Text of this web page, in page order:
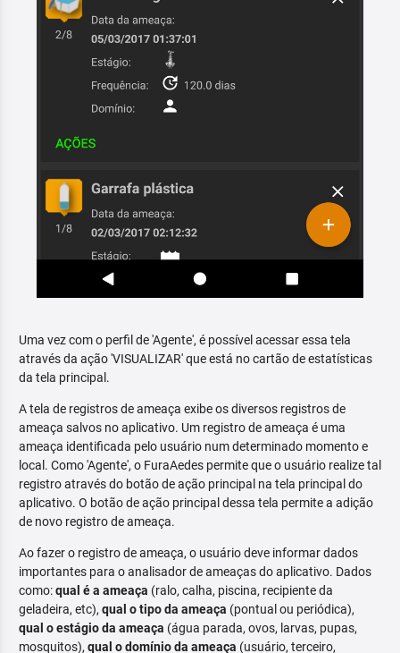
Uma vez com o perfil de 'Agente', é possível acessar essa tela
através da ação 'VISUALIZAR' que está no cartão de estatísticas
da tela principal.
A tela de registros de ameaça exibe os diversos registros de
ameaça salvos no aplicativo. Um registro de ameaça é uma
ameaça identificada pelo usuário num determinado momento e
local. Como 'Agente', o FuraAedes permite que o usuário realize tal
registro através do botão de ação principal na tela principal do
aplicativo. O botão de ação principal dessa tela permite a adição
de novo registro de ameaça.
Ao fazer o registro de ameaça, o usuário deve informar dados
importantes para o analisador de ameaças do aplicativo. Dados
como:qual é a ameaça (ralo, calha, piscina, recipiente da
geladeira, etc), qual o tipo da ameaça (pontual ou periódica),
qual o estágio da ameaça (água parada, ovos, larvas, pupas,
mosquitos), qual o domínio da ameaça (usuário, terceiro,